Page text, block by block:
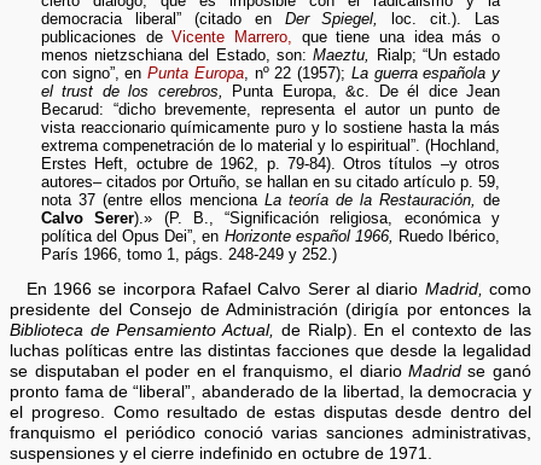
democracia liberal” (citado en Der Spiegel,
loc. cit.). Las
publicaciones deVicente Marrero,
que tiene una idea más o
menos nietzschiana del Estado, son:Maeztu,
Rialp; “Un estado
con signo”, enPunta Europa, nº 22 (1957); La guerra española y
el trust de los cerebros,
Punta Europa, &c. De él dice Jean
Becarud: “dicho brevemente, representa el autor un punto de
vista reaccionario químicamente puro y lo sostiene hasta la más
extrema compenetración de lo material y lo espiritual”. (Hochland,
Erstes Heft, octubre de 1962, p. 79-84). Otros títulos –y otros
autores– citados por Ortuño, se hallan en su citado artículo p. 59,
nota 37 (entre ellos menciona La teoría de la Restauración,
de
Calvo Serer).» (P. B., “Significación religiosa, económica y
política del Opus Dei”, en Horizonte español 1966, Ruedo Ibérico,
París 1966, tomo 1, págs. 248-249 y 252.)
En 1966 se incorpora Rafael Calvo Serer al diario Madrid, como
presidente del Consejo de Administración (dirigía por entonces la
Biblioteca de Pensamiento Actual, de Rialp). En el contexto de las
luchas políticas entre las distintas facciones que desde la legalidad
se disputaban el poder en el franquismo, el diario Madrid se ganó
pronto fama de “liberal”, abanderado de la libertad, la democracia y
el progreso. Como resultado de estas disputas desde dentro del
franquismo el periódico conoció varias sanciones administrativas,
suspensiones y el cierre indefinido en octubre de 1971.